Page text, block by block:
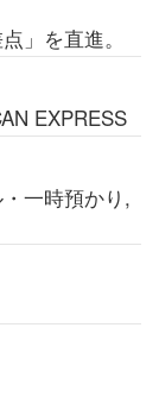
」を直進。
EXPRESS
一時預かり,